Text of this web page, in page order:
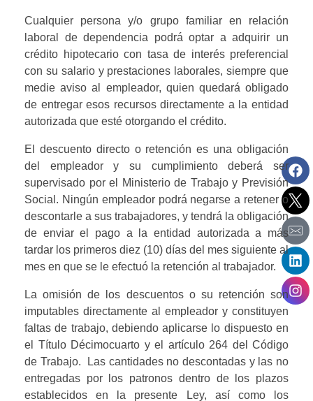
Cualquier persona y/o grupo familiar en relación
laboral de dependencia podrá optar a adquirir un
crédito hipotecario con tasa de interés preferencial
con su salario y prestaciones laborales, siempre que
medie aviso al empleador, quien quedará obligado
de entregar esos recursos directamente a la entidad
autorizada que esté otorgando el crédito.
El descuento directo o retención es una obligación
del empleador y su cumplimiento deberá ser
supervisado por el Ministerio de Trabajo y Previsión
Social. Ningún empleador podrá negarse a retener o
descontarle a sus trabajadores, y tendrá la obligación
de enviar el pago a la entidad autorizada a más
tardar los primeros diez (10) días del mes siguiente al
mes en que se le efectuó la retención al trabajador.
La omisión de los descuentos o su retención son
imputables directamente al empleador y constituyen
faltas de trabajo, debiendo aplicarse lo dispuesto en
el Título Décimocuarto y el artículo 264 del Código
de Trabajo.  Las cantidades no descontadas y las no
entregadas por los patronos dentro de los plazos
establecidos en la presente Ley, así como los